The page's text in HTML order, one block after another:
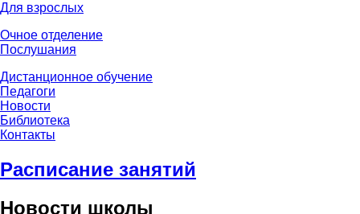
Для взрослых
Очное отделение
Послушания
Дистанционное обучение
Педагоги
Новости
Библиотека
Контакты
Расписание занятий
Новости школы